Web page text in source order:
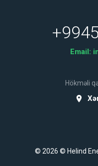
Email:
Hökməli
© 2026 © Helind